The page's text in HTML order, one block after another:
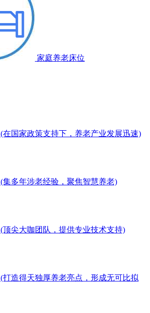
家庭养老床位
(在国家政策支持下，养老产业发展迅速)
(集多年涉老经验，聚焦智慧养老)
(顶尖大咖团队，提供专业技术支持)
(打造得天独厚养老亮点，形成无可比拟